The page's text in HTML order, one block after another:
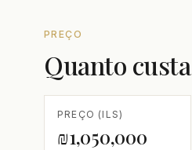
PREÇO
Quanto custa
PREÇO (ILS)
₪1,050,000